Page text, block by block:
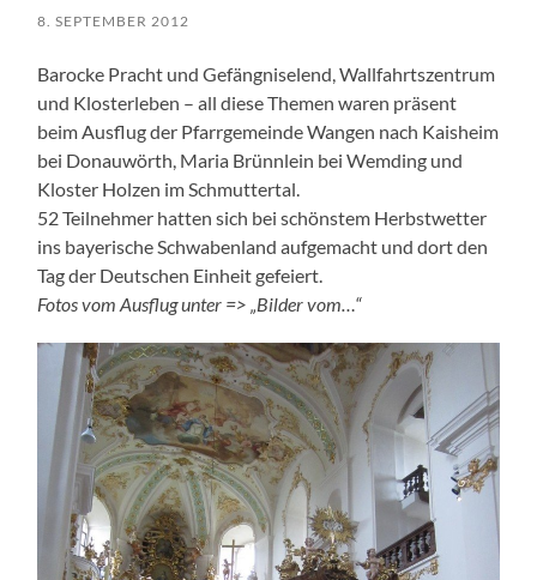
8. SEPTEMBER 2012
Barocke Pracht und Gefängniselend, Wallfahrtszentrum
und Klosterleben – all diese Themen waren präsent
beim Ausflug der Pfarrgemeinde Wangen nach Kaisheim
bei Donauwörth, Maria Brünnlein bei Wemding und
Kloster Holzen im Schmuttertal.
52 Teilnehmer hatten sich bei schönstem Herbstwetter
ins bayerische Schwabenland aufgemacht und dort den
Tag der Deutschen Einheit gefeiert.
Fotos vom Ausflug unter => „Bilder vom…“